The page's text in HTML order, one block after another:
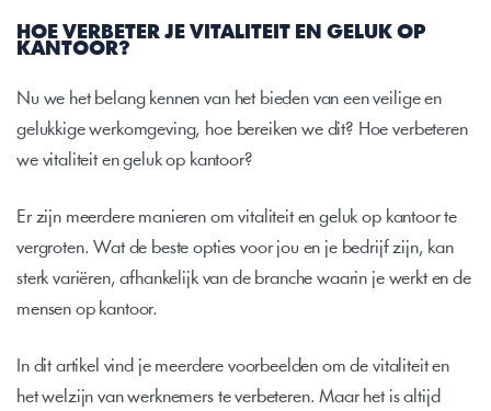
HOE VERBETER JE VITALITEIT EN GELUK OP
KANTOOR?
Nu we het belang kennen van het bieden van een veilige en
gelukkige werkomgeving, hoe bereiken we dit? Hoe verbeteren
we vitaliteit en geluk op kantoor?
Er zijn meerdere manieren om vitaliteit en geluk op kantoor te
vergroten. Wat de beste opties voor jou en je bedrijf zijn, kan
sterk variëren, afhankelijk van de branche waarin je werkt en de
mensen op kantoor.
In dit artikel vind je meerdere voorbeelden om de vitaliteit en
het welzijn van werknemers te verbeteren. Maar het is altijd